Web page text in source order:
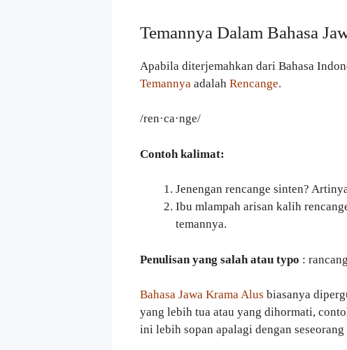
Temannya Dalam Bahasa
Apabila diterjemahkan dari Bahasa
Temannya adalah Rencange.
/ren·ca·nge/
Contoh kalimat:
Jenengan rencange sinten?
Ibu mlampah arisan kalih
temannya.
Penulisan yang salah atau typo :
Bahasa Jawa Krama Alus biasanya
yang lebih tua atau yang dihormati,
ini lebih sopan apalagi dengan